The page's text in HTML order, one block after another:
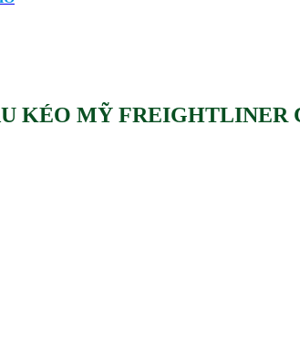
KÉO MỸ FREIGHTLINER